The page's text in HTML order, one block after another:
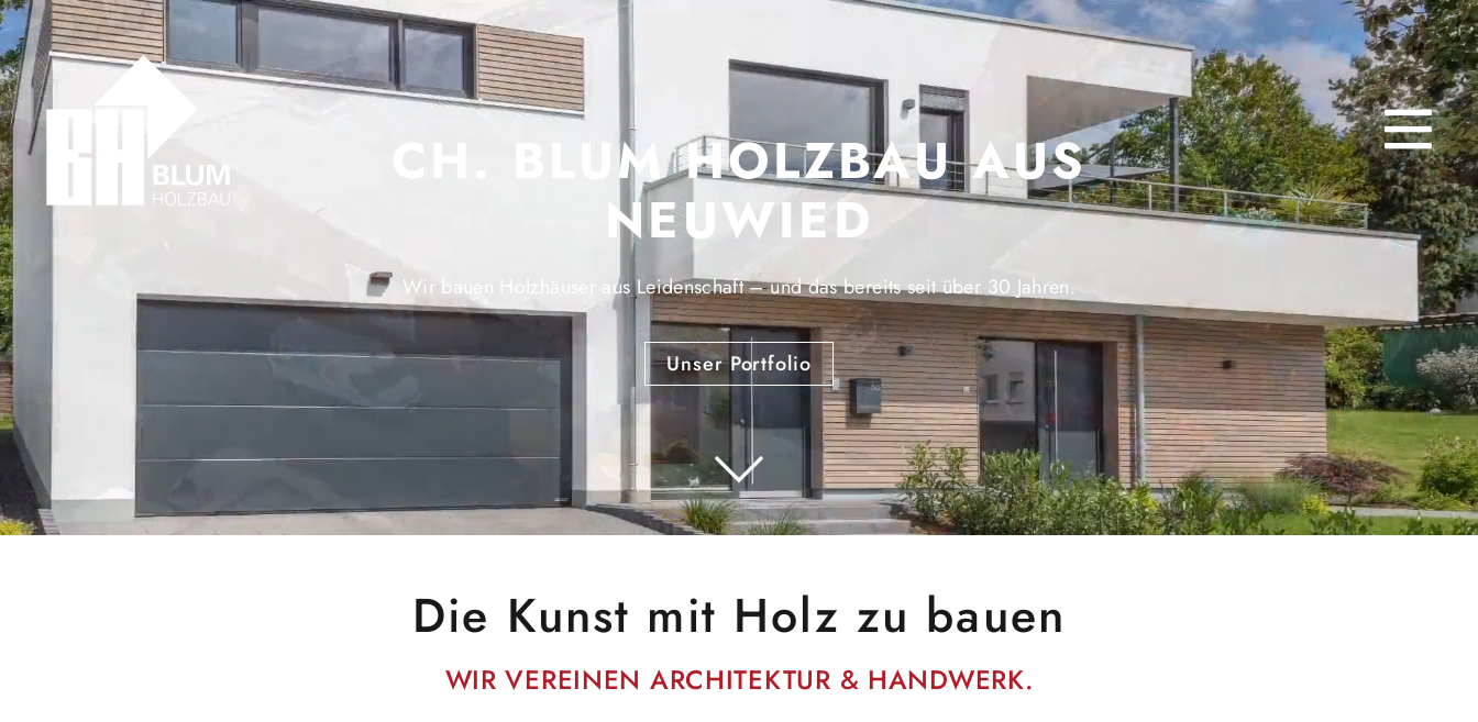
CH. BLUM HOLZBAU AUS
NEUWIED
Wir bauen Holzhäuser aus Leidenschaft – und das bereits seit über 30 Jahren.
Unser Portfolio
Die Kunst mit Holz zu bauen
WIR VEREINEN ARCHITEKTUR & HANDWERK.